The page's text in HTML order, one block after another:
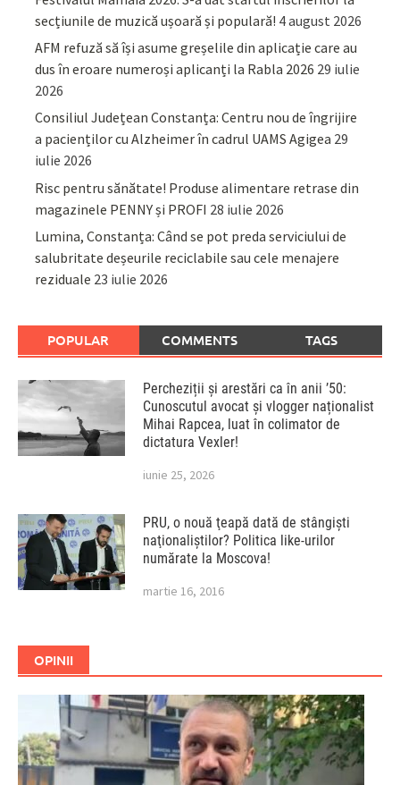
secțiunile de muzică ușoară și populară! 4 august 2026
AFM refuză să își asume greșelile din aplicație care au
dus în eroare numeroși aplicanți la Rabla 2026 29 iulie
2026
Consiliul Județean Constanța: Centru nou de îngrijire
a pacienților cu Alzheimer în cadrul UAMS Agigea 29
iulie 2026
Risc pentru sănătate! Produse alimentare retrase din
magazinele PENNY și PROFI 28 iulie 2026
Lumina, Constanța: Când se pot preda serviciului de
salubritate deșeurile reciclabile sau cele menajere
reziduale 23 iulie 2026
POPULAR COMMENTS TAGS
Percheziții și arestări ca în anii ’50:
Cunoscutul avocat și vlogger naționalist
Mihai Rapcea, luat în colimator de
dictatura Vexler!
iunie 25, 2026
PRU, o nouă ţeapă dată de stângişti
naţionaliştilor? Politica like-urilor
numărate la Moscova!
martie 16, 2016
OPINII